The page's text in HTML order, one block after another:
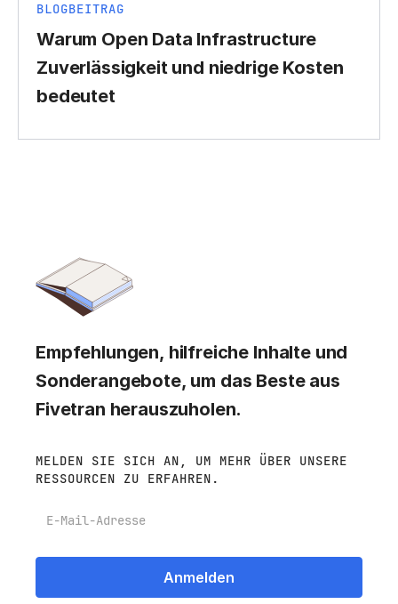
BLOGBEITRAG
Warum Open Data Infrastructure
Zuverlässigkeit und niedrige Kosten
bedeutet
Empfehlungen, hilfreiche Inhalte und
Sonderangebote, um das Beste aus
Fivetran herauszuholen.
MELDEN SIE SICH AN, UM MEHR ÜBER UNSERE
RESSOURCEN ZU ERFAHREN.